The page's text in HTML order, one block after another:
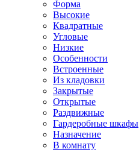
Форма
Высокие
Квадратные
Угловые
Низкие
Особенности
Встроенные
Из кладовки
Закрытые
Открытые
Раздвижные
Гардеробные шкафы
Назначение
В комнату